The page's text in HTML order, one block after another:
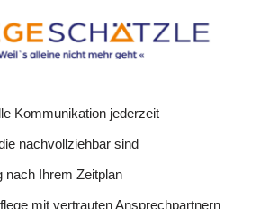
Kommunikation jederzeit
nachvollziehbar sind
nach Ihrem Zeitplan
mit vertrauten Ansprechpartnern